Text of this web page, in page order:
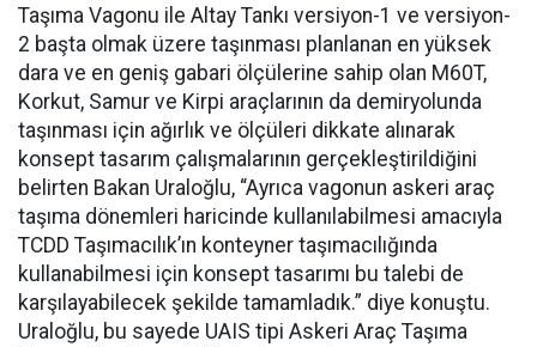
Taşıma Vagonu ile Altay Tankı versiyon-1 ve versiyon-
2 başta olmak üzere taşınması planlanan en yüksek
dara ve en geniş gabari ölçülerine sahip olan M60T,
Korkut, Samur ve Kirpi araçlarının da demiryolunda
taşınması için ağırlık ve ölçüleri dikkate alınarak
konsept tasarım çalışmalarının gerçekleştirildiğini
belirten Bakan Uraloğlu, “Ayrıca vagonun askeri araç
taşıma dönemleri haricinde kullanılabilmesi amacıyla
TCDD Taşımacılık’ın konteyner taşımacılığında
kullanabilmesi için konsept tasarımı bu talebi de
karşılayabilecek şekilde tamamladık.” diye konuştu.
Uraloğlu, bu sayede UAIS tipi Askeri Araç Taşıma